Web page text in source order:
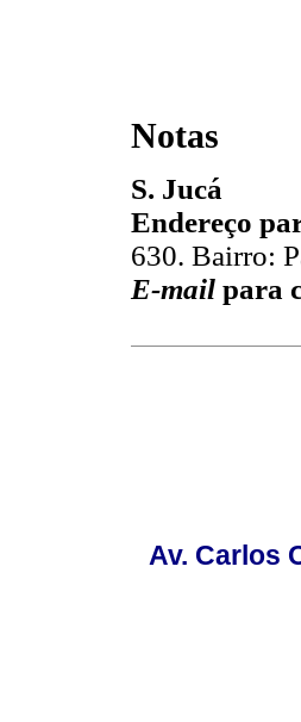
Notas
S. Jucá
Endereço
630. Bairro:
E-mail para
Av. Carlos